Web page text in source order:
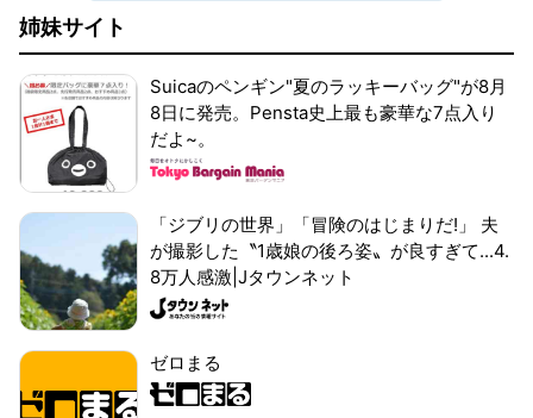
姉妹サイト
Suicaのペンギン"夏のラッキーバッグ"が8月
8日に発売。Pensta史上最も豪華な7点入り
だよ~。
「ジブリの世界」「冒険のはじまりだ!」 夫
が撮影した〝1歳娘の後ろ姿〟が良すぎて...4.
8万人感激|Jタウンネット
ゼロまる